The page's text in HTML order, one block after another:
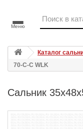
Меню
Каталог
70-C-C WLK
Сальник